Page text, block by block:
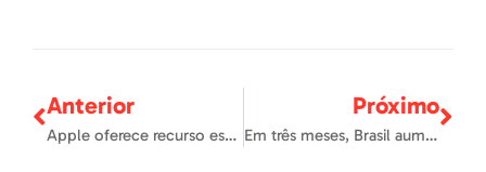
Anterior
Apple oferece recurso especial para carro elétrico
Próximo
Em três meses, Brasil aumenta eletropostos em 51%